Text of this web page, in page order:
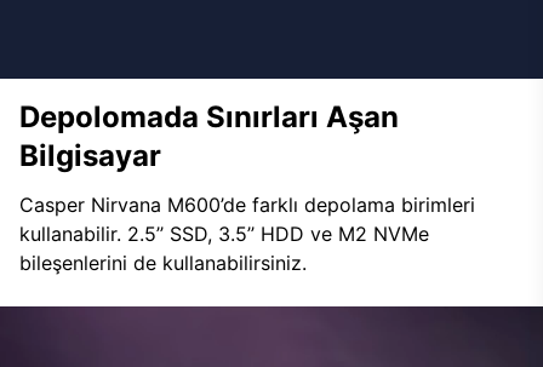
Depolomada Sınırları Aşan
Bilgisayar
Casper Nirvana M600’de farklı depolama birimleri
kullanabilir. 2.5’’ SSD, 3.5’’ HDD ve M2 NVMe
bileşenlerini de kullanabilirsiniz.